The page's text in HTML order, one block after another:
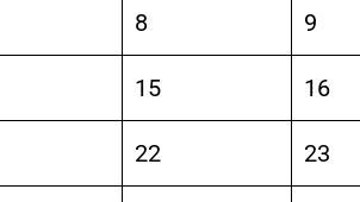
8 9
15 16
22 23